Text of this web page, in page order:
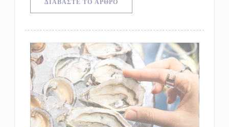
ΔΙΑΒΆΣΤΕ ΤΟ ΆΡΘΡΟ((ΑΝΟΊΓΕΙ ΣΕ ΝΈΟ ΠΑΡΆΘΥΡΟ))